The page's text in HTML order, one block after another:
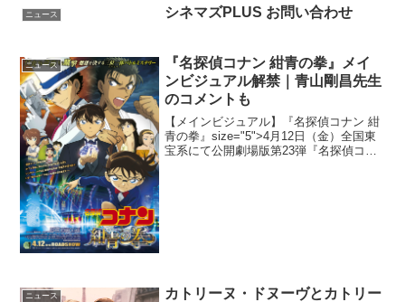
ニュース シネマズPLUS お問い合わせ
ニュース
『名探偵コナン 紺青の拳』メイ
ンビジュアル解禁｜青山剛昌先生
のコメントも
【メインビジュアル】『名探偵コナン 紺
青の拳』size="5">4月12日（金）全国東
宝系にて公開劇場版第23弾『名探偵コナ
ニュース
カトリーヌ・ドヌーヴとカトリー